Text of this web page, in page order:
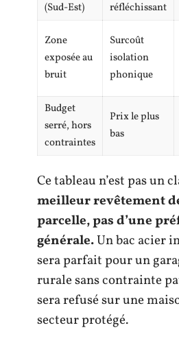
(Sud-Est)
réfléchissant
Zone
exposée au
bruit
Surcoût
isolation
phonique
Budget
serré, hors
contraintes
Prix le plus
bas
Ce tableau n’est pas un
meilleur revêtement
parcelle, pas d’une
générale.Un bac acier
sera parfait pour un
rurale sans contrainte
sera refusé sur une
secteur protégé.